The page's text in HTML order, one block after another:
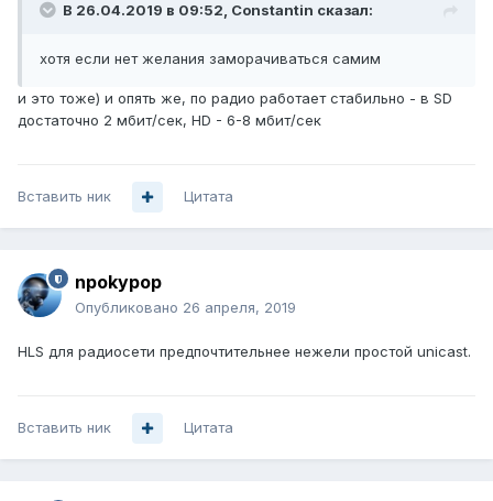
В 26.04.2019 в 09:52, Constantin сказал:
хотя если нет желания заморачиваться самим
и это тоже) и опять же, по радио работает стабильно - в SD
достаточно 2 мбит/сек, HD - 6-8 мбит/сек
Вставить ник Цитата
npokypop
Опубликовано 26 апреля, 2019
HLS для радиосети предпочтительнее нежели простой unicast.
Вставить ник Цитата